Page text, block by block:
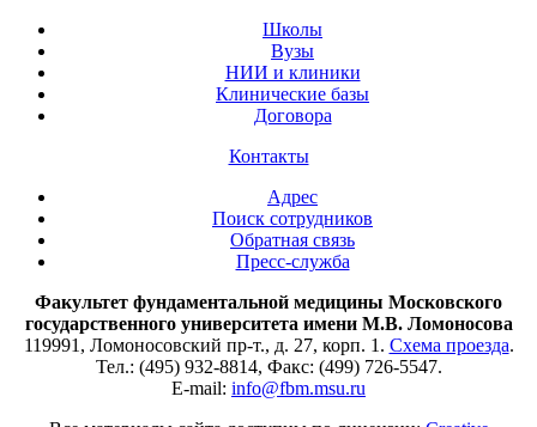
Школы
Вузы
НИИ и клиники
Клинические базы
Договора
Контакты
Адрес
Поиск сотрудников
Обратная связь
Пресс-служба
Факультет фундаментальной медицины Московского
государственного университета имени М.В. Ломоносова
119991, Ломоносовский пр-т., д. 27, корп. 1. Схема проезда.
Тел.: (495) 932-8814, Факс: (499) 726-5547.
E-mail: info@fbm.msu.ru